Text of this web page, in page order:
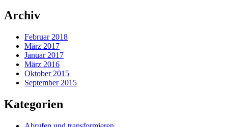
Archiv
Februar 2018
März 2017
Januar 2017
März 2016
Oktober 2015
September 2015
Kategorien